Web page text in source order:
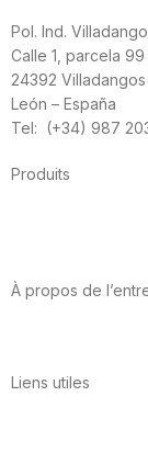
Pol. Ind.
Calle 1, parcela 99
24392
León – España
Tel: (+34) 987
Produits
À propos de
Liens utiles